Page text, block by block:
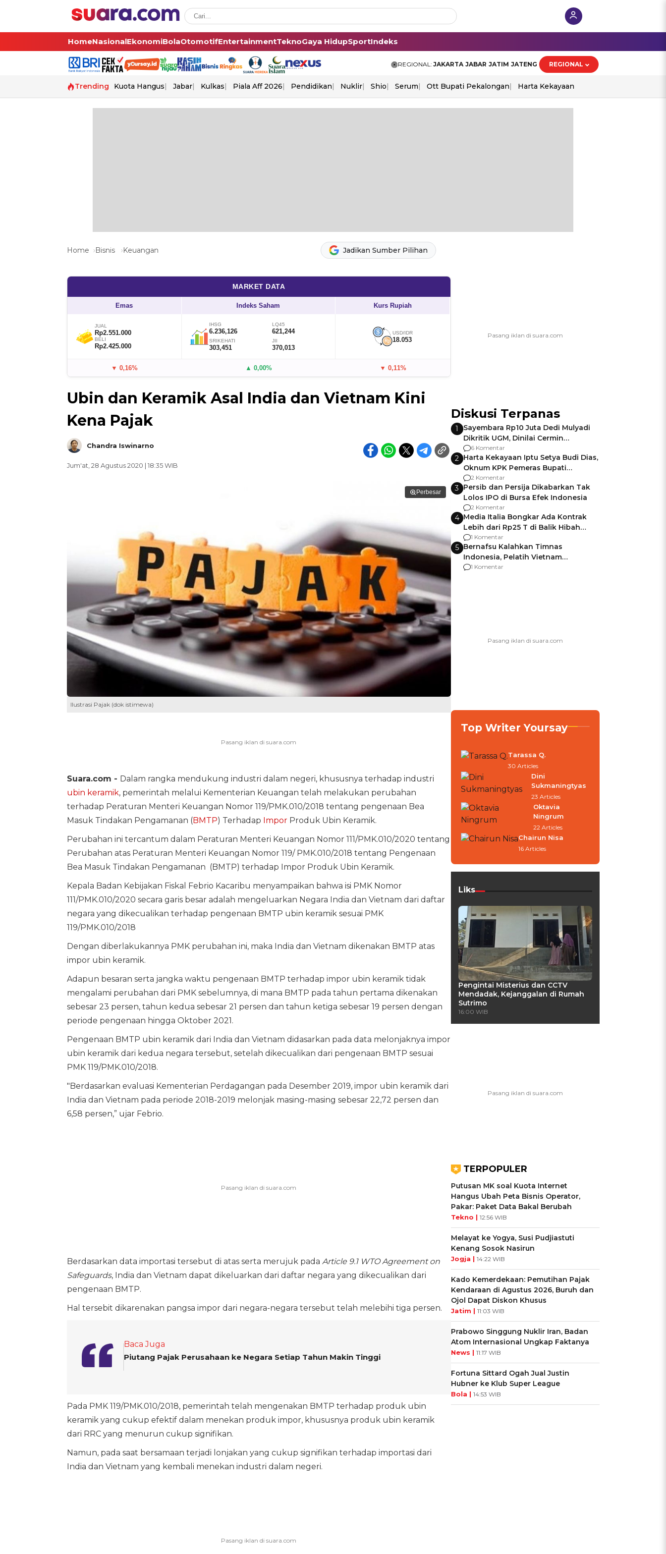
HomeNasionalEkonomiBolaOtomotifEntertainmentTeknoGaya HidupSportIndeks
REGIONAL: JAKARTA JABAR JATIM JATENG REGIONAL
Trending Kuota Hangus Jabar Kulkas Piala Aff 2026 Pendidikan Nuklir Shio Serum Ott Bupati Pekalongan Harta Kekayaan
Home Bisnis Keuangan Jadikan Sumber Pilihan
MARKET DATA
Emas Indeks Saham Kurs Rupiah
JUAL
Rp2.551.000
BELI
Rp2.425.000
IHSG
6.236,126
LQ45
621,244
SRIKEHATI
303,451
JII
370,013
USD/IDR
18.053
▼ 0,16% ▲ 0,00% ▼ 0,11%
Ubin dan Keramik Asal India dan Vietnam Kini
Kena Pajak
Chandra Iswinarno
Jum'at, 28 Agustus 2020 | 18:35 WIB
Perbesar
Ilustrasi Pajak (dok istimewa)
Suara.com - Dalam rangka mendukung industri dalam negeri, khususnya terhadap industri
ubin keramik, pemerintah melalui Kementerian Keuangan telah melakukan perubahan
terhadap Peraturan Menteri Keuangan Nomor 119/PMK.010/2018 tentang pengenaan Bea
Masuk Tindakan Pengamanan (BMTP) Terhadap ImporProduk Ubin Keramik.
Perubahan ini tercantum dalam Peraturan Menteri Keuangan Nomor 111/PMK.010/2020 tentang
Perubahan atas Peraturan Menteri Keuangan Nomor 119/ PMK.010/2018 tentang Pengenaan
Bea Masuk Tindakan Pengamanan (BMTP) terhadap Impor Produk Ubin Keramik.
Kepala Badan Kebijakan Fiskal Febrio Kacaribu menyampaikan bahwa isi PMK Nomor
111/PMK.010/2020 secara garis besar adalah mengeluarkan Negara India dan Vietnam dari daftar
negara yang dikecualikan terhadap pengenaan BMTP ubin keramik sesuai PMK
119/PMK.010/2018
Dengan diberlakukannya PMK perubahan ini, maka India dan Vietnam dikenakan BMTP atas
impor ubin keramik.
Adapun besaran serta jangka waktu pengenaan BMTP terhadap impor ubin keramik tidak
mengalami perubahan dari PMK sebelumnya, di mana BMTP pada tahun pertama dikenakan
sebesar 23 persen, tahun kedua sebesar 21 persen dan tahun ketiga sebesar 19 persen dengan
periode pengenaan hingga Oktober 2021.
Pengenaan BMTP ubin keramik dari India dan Vietnam didasarkan pada data melonjaknya impor
ubin keramik dari kedua negara tersebut, setelah dikecualikan dari pengenaan BMTP sesuai
PMK 119/PMK.010/2018.
"Berdasarkan evaluasi Kementerian Perdagangan pada Desember 2019, impor ubin keramik dari
India dan Vietnam pada periode 2018-2019 melonjak masing-masing sebesar 22,72 persen dan
6,58 persen,” ujar Febrio.
Berdasarkan data importasi tersebut di atas serta merujuk pada Article 9.1 WTO Agreement on
Safeguards, India dan Vietnam dapat dikeluarkan dari daftar negara yang dikecualikan dari
pengenaan BMTP.
Hal tersebit dikarenakan pangsa impor dari negara-negara tersebut telah melebihi tiga persen.
Baca Juga
Piutang Pajak Perusahaan ke Negara Setiap Tahun Makin Tinggi
Pada PMK 119/PMK.010/2018, pemerintah telah mengenakan BMTP terhadap produk ubin
keramik yang cukup efektif dalam menekan produk impor, khususnya produk ubin keramik
dari RRC yang menurun cukup signifikan.
Namun, pada saat bersamaan terjadi lonjakan yang cukup signifikan terhadap importasi dari
India dan Vietnam yang kembali menekan industri dalam negeri.
Diskusi Terpanas
1
Sayembara Rp10 Juta Dedi Mulyadi
Dikritik UGM, Dinilai Cermin
Gagalnya Negara Jamin Keamanan
6 Komentar
2 Harta Kekayaan Iptu Setya Budi Dias,
Oknum KPK Pemeras Bupati
Pemalang
2 Komentar
3 Persib dan Persija Dikabarkan Tak
Lolos IPO di Bursa Efek Indonesia
2 Komentar
4 Media Italia Bongkar Ada Kontrak
Lebih dari Rp25 T di Balik Hibah
Kapal Induk Giuseppe Garibaldi
1 Komentar
5 Bernafsu Kalahkan Timnas
Indonesia, Pelatih Vietnam
Berencana Pakai Jimat di Pakansari
1 Komentar
Top Writer Yoursay
Tarassa Q.
30 Articles
Dini
Sukmaningtyas
23 Articles
Oktavia
Ningrum
22 Articles
Chairun Nisa
16 Articles
Liks
Pengintai Misterius dan CCTV
Mendadak, Kejanggalan di Rumah
Sutrimo
16:00 WIB
TERPOPULER
Putusan MK soal Kuota Internet
Hangus Ubah Peta Bisnis Operator,
Pakar: Paket Data Bakal Berubah
Tekno | 12:56 WIB
Melayat ke Yogya, Susi Pudjiastuti
Kenang Sosok Nasirun
Jogja | 14:22 WIB
Kado Kemerdekaan: Pemutihan Pajak
Kendaraan di Agustus 2026, Buruh dan
Ojol Dapat Diskon Khusus
Jatim | 11:03 WIB
Prabowo Singgung Nuklir Iran, Badan
Atom Internasional Ungkap Faktanya
News | 11:17 WIB
Fortuna Sittard Ogah Jual Justin
Hubner ke Klub Super League
Bola | 14:53 WIB